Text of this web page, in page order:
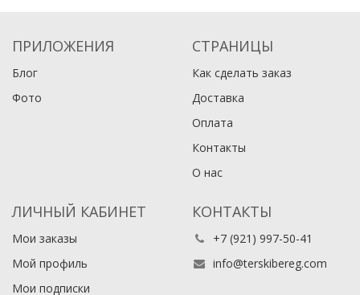
ПРИЛОЖЕНИЯ
Блог
Фото
СТРАНИЦЫ
Как сделать заказ
Доставка
Оплата
Контакты
О нас
ЛИЧНЫЙ КАБИНЕТ
Мои заказы
Мой профиль
Мои подписки
КОНТАКТЫ
+7 (921) 997-50-41
info@terskibereg.com